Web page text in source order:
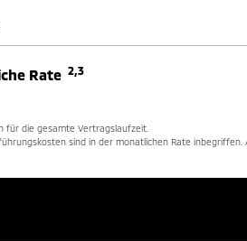
Rate 2,3
für die gesamte Vertragslaufzeit.
sind in der monatlichen Rate inbegriffen.